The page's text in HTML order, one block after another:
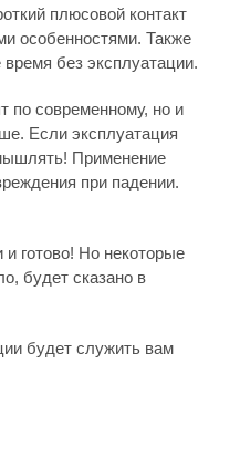
плюсовой контакт
особенностями. Также
без эксплуатации.
по современному, но и
Если эксплуатация
Применение
при падении.
и готово! Но некоторые
будет сказано в
будет служить вам